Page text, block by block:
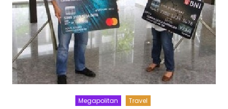
Megapolitan Travel